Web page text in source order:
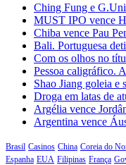
Ching Fung e
MUST IPO vence
Chiba vence Pau
Bali. Portuguesa
Com os olhos no
Pessoa caligráfico.
Shao Jiang goleia e
Droga em latas de
Argélia vence
Argentina vence
Brasil Casinos China Coreia do
Espanha EUA Filipinas França